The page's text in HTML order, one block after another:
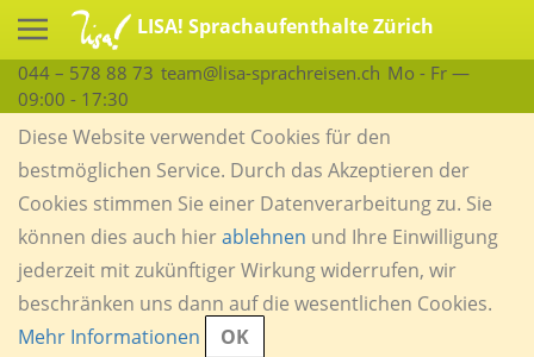
LISA! Sprachaufenthalte Zürich
044 – 578 88 73 team@lisa-sprachreisen.ch Mo - Fr —
09:00 - 17:30
Diese Website verwendet Cookies für den
bestmöglichen Service. Durch das Akzeptieren der
Cookies stimmen Sie einer Datenverarbeitung zu. Sie
können dies auch hierablehnen und Ihre Einwilligung
jederzeit mit zukünftiger Wirkung widerrufen, wir
beschränken uns dann auf die wesentlichen Cookies.
Mehr Informationen
OK